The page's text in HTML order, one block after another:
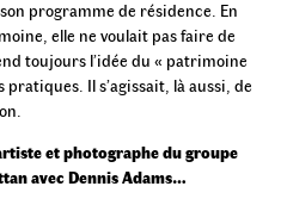
programme de résidence. En
elle ne voulait pas faire de
toujours l’idée du « patrimoine
Il s’agissait, là aussi, de
et photographe du groupe
avec Dennis Adams…